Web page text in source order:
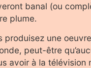
banal (ou
plume.
produisez une
peut-être
avoir à la télévision